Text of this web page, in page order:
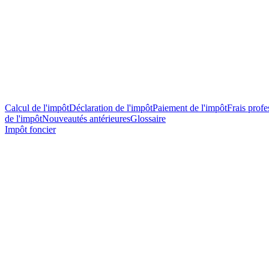
Calcul de l'impôtDéclaration de l'impôtPaiement de l'impôtFrais
de l'impôtNouveautés antérieuresGlossaire
Impôt foncier